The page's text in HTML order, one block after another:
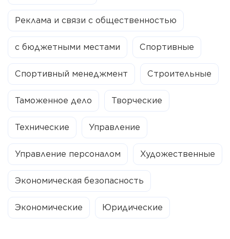
Реклама и связи с общественностью
с бюджетными местами Спортивные
Спортивный менеджмент Строительные
Таможенное дело Творческие
Технические Управление
Управление персоналом Художественные
Экономическая безопасность
Экономические Юридические